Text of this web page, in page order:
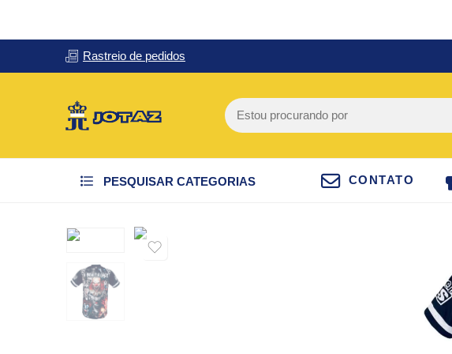
Rastreio de pedidos
PESQUISAR CATEGORIAS CONTATO